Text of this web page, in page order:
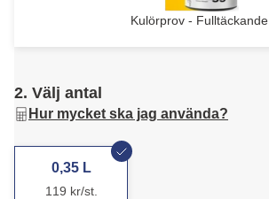
Kulörprov - Fulltäckande
2. Välj antal
Hur mycket ska jag använda?
0,35 L
119 kr/st.